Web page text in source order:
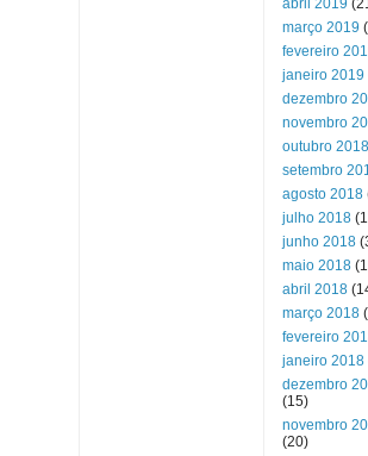
abril 2019
março 2019
fevereiro
janeiro 2019
dezembro
novembro
outubro 2018
setembro
agosto 2018
julho 2018
junho 2018
maio 2018
abril 2018
março 2018
fevereiro
janeiro 2018
dezembro
(15)
novembro
(20)